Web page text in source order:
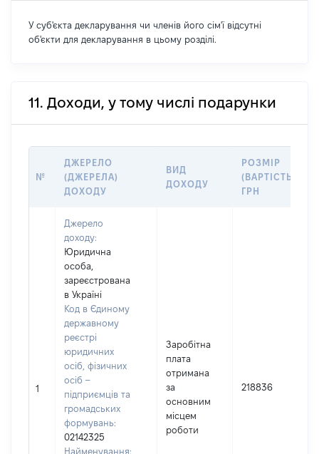
У суб'єкта декларування чи членів його сім'ї відсутні
об'єкти для декларування в цьому розділі.
11. Доходи, у тому числі подарунки
№
ДЖЕРЕЛО
(ДЖЕРЕЛА)
ДОХОДУ
ВИД
ДОХОДУ
РОЗМІР
(ВАРТІСТЬ),
ГРН
1
Джерело
доходу:
Юридична
особа,
зареєстрована
в Україні
Код в Єдиному
державному
реєстрі
юридичних
осіб, фізичних
осіб –
підприємців та
громадських
формувань:
02142325
Найменування:
Заробітна
плата
отримана
за
основним
місцем
роботи
218836